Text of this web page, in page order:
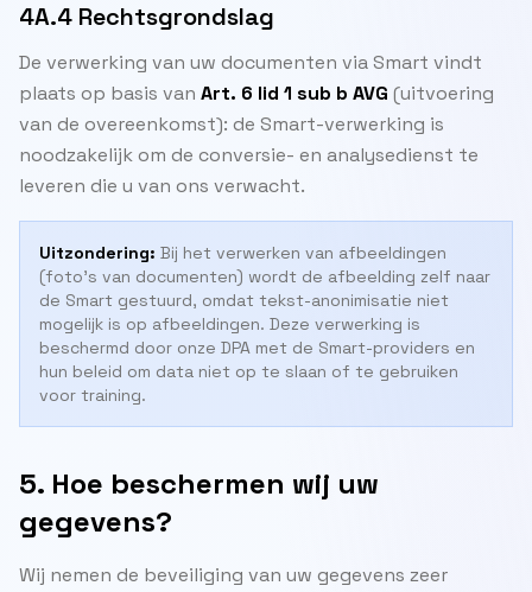
4A.4 Rechtsgrondslag
De verwerking van uw documenten via Smart vindt
plaats op basis van Art. 6 lid 1 sub b AVG (uitvoering
van de overeenkomst): de Smart-verwerking is
noodzakelijk om de conversie- en analysedienst te
leveren die u van ons verwacht.
Uitzondering: Bij het verwerken van afbeeldingen
(foto's van documenten) wordt de afbeelding zelf naar
de Smart gestuurd, omdat tekst-anonimisatie niet
mogelijk is op afbeeldingen. Deze verwerking is
beschermd door onze DPA met de Smart-providers en
hun beleid om data niet op te slaan of te gebruiken
voor training.
5. Hoe beschermen wij uw
gegevens?
Wij nemen de beveiliging van uw gegevens zeer